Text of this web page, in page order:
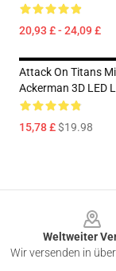
20,93 £ - 24,09 £
Attack On Titans
Ackerman 3D LED
15,78 £$19.98
Weltweiter
Wir versenden in